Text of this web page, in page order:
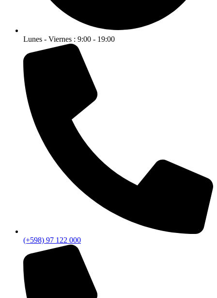
Lunes - Viernes : 9:00 - 19:00
(+598) 97 122 000